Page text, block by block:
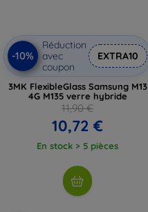
-10%
Réduction
avec
coupon
EXTRA10
3MK FlexibleGlass Samsung M13
4G M135 verre hybride
11,90 €
10,72 €
En stock > 5 pièces